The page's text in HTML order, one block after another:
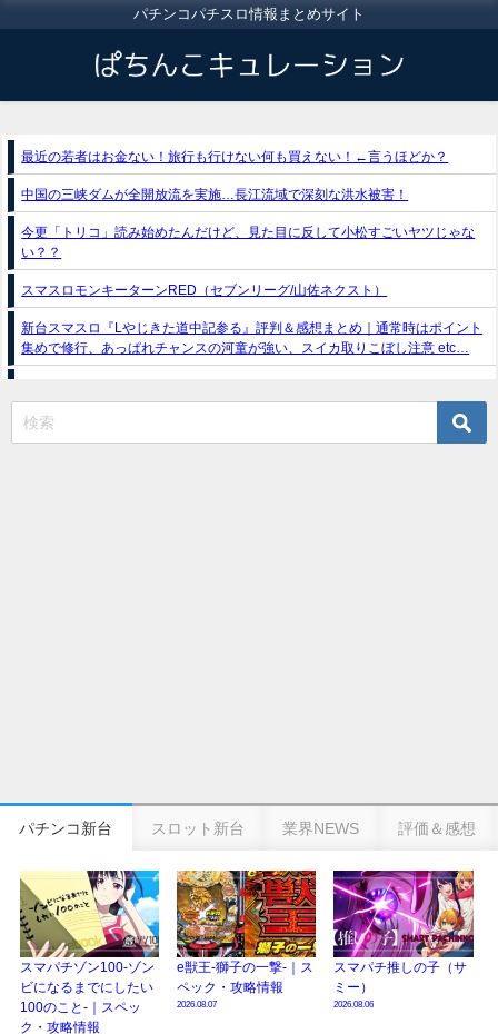
パチンコパチスロ情報まとめサイト
最近の若者はお金ない！旅行も行けない何も買えない！←言うほどか？
中国の三峡ダムが全開放流を実施…長江流域で深刻な洪水被害！
今更「トリコ」読み始めたんだけど、見た目に反して小松すごいヤツじゃな
い？？
スマスロモンキーターンRED（セブンリーグ/山佐ネクスト）
新台スマスロ『Lやじきた道中記参る』評判＆感想まとめ｜通常時はポイント
集めで修行、あっぱれチャンスの河童が強い、スイカ取りこぼし注意 etc…
新台パチンコ『e魔女と野獣』公式PV動画｜LT直行型399帯、運命分岐から上
乗せループ「（超）BEAST ATTACK」を狙え！
パチンコ新台 スロット新台 業界NEWS 評価＆感想
スマパチゾン100-ゾン
ビになるまでにしたい
100のこと-｜スペッ
ク・攻略情報
e獣王-獅子の一撃-｜ス
ペック・攻略情報
2026.08.07
スマパチ推しの子（サ
ミー）
2026.08.06